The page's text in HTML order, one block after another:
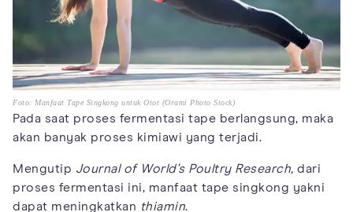
Foto: Manfaat Tape Singkong untuk Otot (Orami Photo Stock)
Pada saat proses fermentasi tape berlangsung, maka
akan banyak proses kimiawi yang terjadi.
Mengutip Journal of World's Poultry Research, dari
proses fermentasi ini, manfaat tape singkong yakni
dapat meningkatkan thiamin.